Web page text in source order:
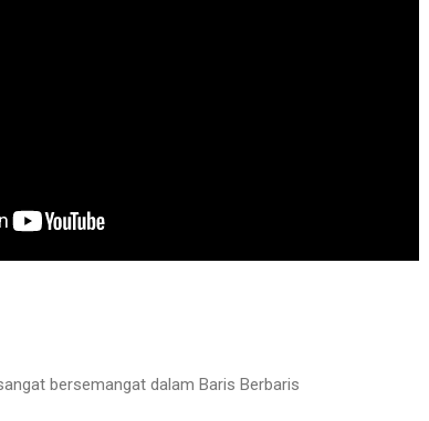
bersemangat dalam Baris Berbaris